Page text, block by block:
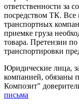
ответственности за
посредством ТК. Все
транспортных
приемке груза
товара. Претензии
транспортировки
Юридические лица,
компанией, обязаны
Композит"
письма